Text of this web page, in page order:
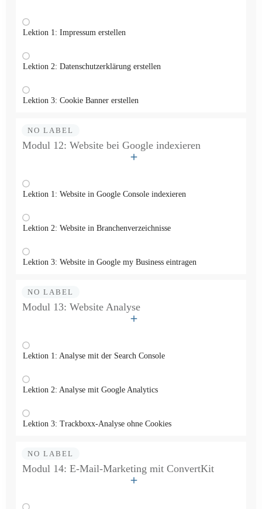
Lektion 1: Impressum erstellen
Lektion 2: Datenschutzerklärung erstellen
Lektion 3: Cookie Banner erstellen
NO LABEL
Modul 12: Website bei Google indexieren
Lektion 1: Website in Google Console indexieren
Lektion 2: Website in Branchenverzeichnisse
Lektion 3: Website in Google my Business eintragen
NO LABEL
Modul 13: Website Analyse
Lektion 1: Analyse mit der Search Console
Lektion 2: Analyse mit Google Analytics
Lektion 3: Trackboxx-Analyse ohne Cookies
NO LABEL
Modul 14: E-Mail-Marketing mit ConvertKit